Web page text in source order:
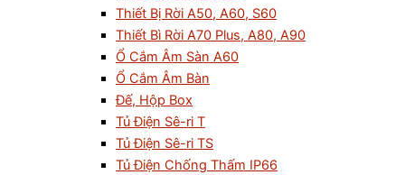
Thiết Bị Rời A50, A60, S60
Thiết Bì Rời A70 Plus, A80, A90
Ổ Cắm Âm Sàn A60
Ổ Cắm Âm Bàn
Đế, Hộp Box
Tủ Điện Sê-ri T
Tủ Điện Sê-ri TS
Tủ Điện Chống Thấm IP66